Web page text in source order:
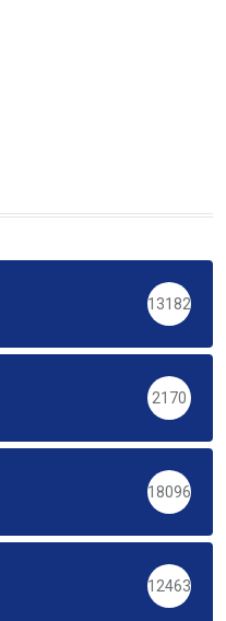
13182
2170
18096
12463